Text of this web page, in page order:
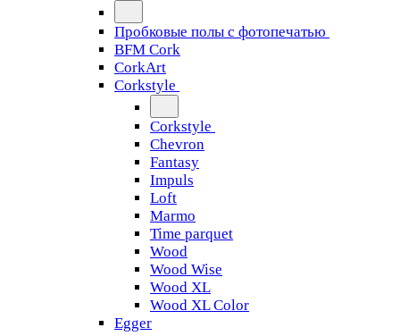
Пробковые полы с фотопечатью
BFM Cork
CorkArt
Corkstyle
Corkstyle
Chevron
Fantasy
Impuls
Loft
Marmo
Time parquet
Wood
Wood Wise
Wood XL
Wood XL Color
Egger